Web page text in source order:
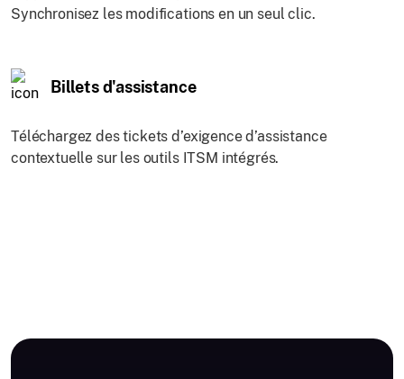
Synchronisez les modifications en un seul clic.
Billets d'assistance
Téléchargez des tickets d’exigence d’assistance
contextuelle sur les outils ITSM intégrés.